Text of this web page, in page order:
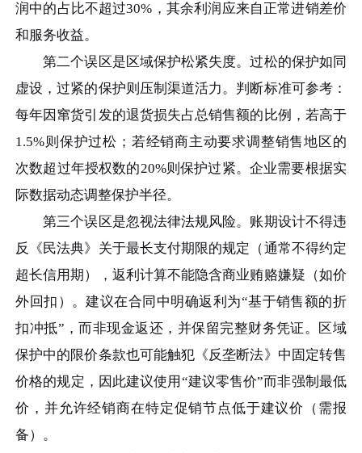
润中的占比不超过30%，其余利润应来自正常进销差价
和服务收益。
第二个误区是区域保护松紧失度。过松的保护如同
虚设，过紧的保护则压制渠道活力。判断标准可参考：
每年因窜货引发的退货损失占总销售额的比例，若高于
1.5%则保护过松；若经销商主动要求调整销售地区的
次数超过年授权数的20%则保护过紧。企业需要根据实
际数据动态调整保护半径。
第三个误区是忽视法律法规风险。账期设计不得违
反《民法典》关于最长支付期限的规定（通常不得约定
超长信用期），返利计算不能隐含商业贿赂嫌疑（如价
外回扣）。建议在合同中明确返利为“基于销售额的折
扣冲抵”，而非现金返还，并保留完整财务凭证。区域
保护中的限价条款也可能触犯《反垄断法》中固定转售
价格的规定，因此建议使用“建议零售价”而非强制最低
价，并允许经销商在特定促销节点低于建议价（需报
备）。